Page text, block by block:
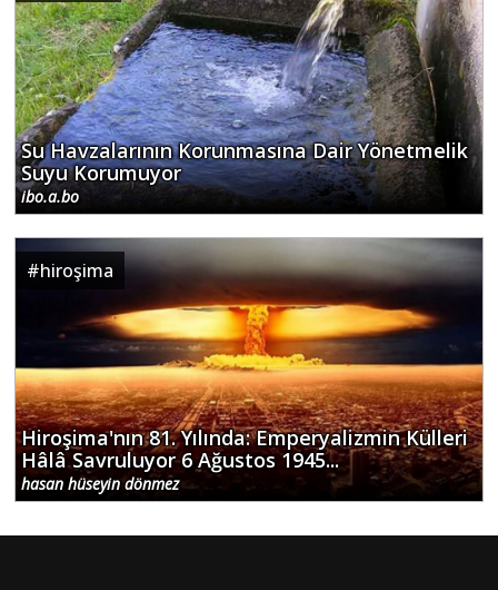
Su Havzalarının Korunmasına Dair Yönetmelik
Suyu Korumuyor
ibo.a.bo
#hiroşima
Hiroşima'nın 81. Yılında: Emperyalizmin Külleri
Hâlâ Savruluyor 6 Ağustos 1945...
hasan hüseyin dönmez